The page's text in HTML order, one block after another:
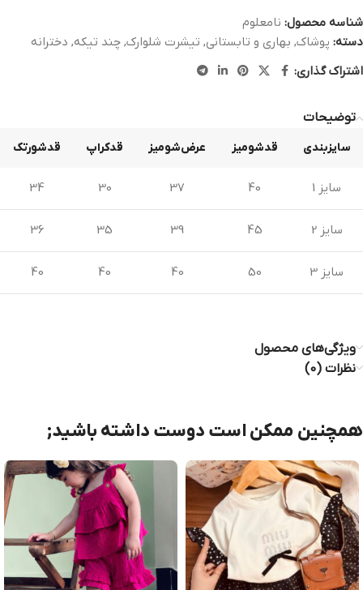
شناسه محصول: نامعلوم
دسته: پوشاک, بهاری و تابستانی, تیشرت شلوارک, چند تیکه, دخترانه
اشتراک گذاری:
توضیحات
سایزبندی قدشومیز عرض‌شومیز قدکراپ قدشورتک
سایز 1 40
37
30
34
سایز 2 45
39
35
36
سایز 3 50
40
40
40
ویژگی‌های محصول
نظرات (0)
همچنین ممکن است دوست داشته باشید;